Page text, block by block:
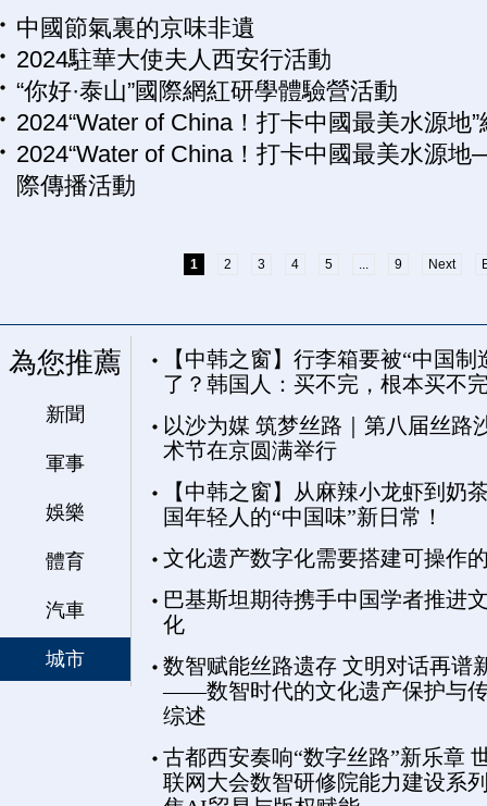
中國節氣裏的京味非遺
2024駐華大使夫人西安行活動
“你好·泰山”國際網紅研學體驗營活動
2024“Water of China！打卡中國最美水源地
2024“Water of China！打卡中國最美水源
際傳播活動
1 2 3 4 5 ... 9 Next
為您推薦
新聞
軍事
娛樂
體育
汽車
城市
【中韩之窗】行李箱要被“中国制
了？韩国人：买不完，根本买不
以沙为媒 筑梦丝路｜第八届丝路
术节在京圆满举行
【中韩之窗】从麻辣小龙虾到奶
国年轻人的“中国味”新日常！
文化遗产数字化需要搭建可操作
巴基斯坦期待携手中国学者推进
化
数智赋能丝路遗存 文明对话再谱
——数智时代的文化遗产保护与
综述
古都西安奏响“数字丝路”新乐章
联网大会数智研修院能力建设系